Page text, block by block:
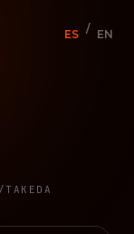
ES / EN
/ TAKEDA